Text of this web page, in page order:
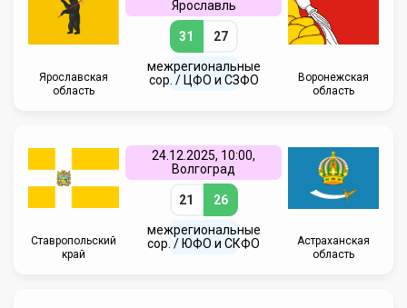
Ярославская
область
Ярославль
31 27
межрегиональные
сор. / ЦФО и СЗФО
Воронежская
область
Ставропольский
край
24.12.2025, 10:00,
Волгоград
21 26
межрегиональные
сор. / ЮФО и СКФО
Астраханская
область